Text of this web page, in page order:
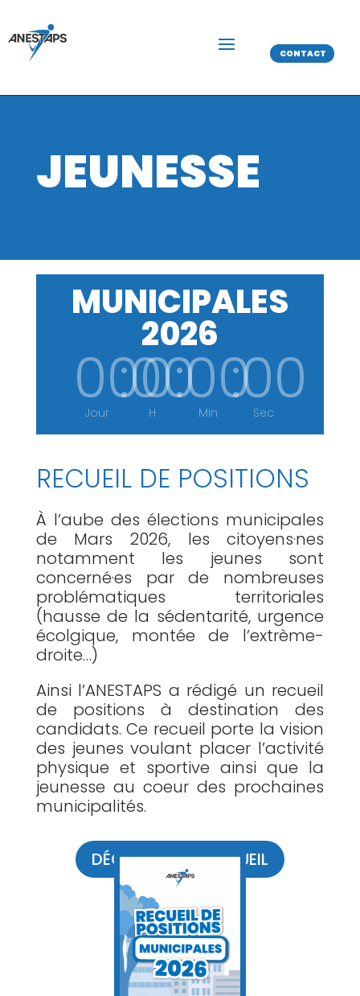
CONTACT
JEUNESSE
MUNICIPALES
2026
000
Jour :00
H :00
Min :00
Sec
RECUEIL DE POSITIONS
À l’aube des élections municipales
de Mars 2026, les citoyens·nes
notamment les jeunes sont
concerné·es par de nombreuses
problématiques territoriales
(hausse de la sédentarité, urgence
écolgique, montée de l’extrème-
droite…)
Ainsi l’ANESTAPS a rédigé un recueil
de positions à destination des
candidats. Ce recueil porte la vision
des jeunes voulant placer l’activité
physique et sportive ainsi que la
jeunesse au coeur des prochaines
municipalités.
DÉCOUVREZ LE RECUEIL